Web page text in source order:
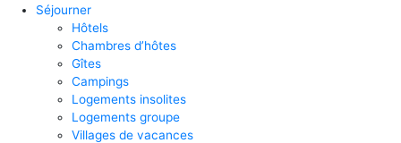
Séjourner
Hôtels
Chambres d’hôtes
Gîtes
Campings
Logements insolites
Logements groupe
Villages de vacances